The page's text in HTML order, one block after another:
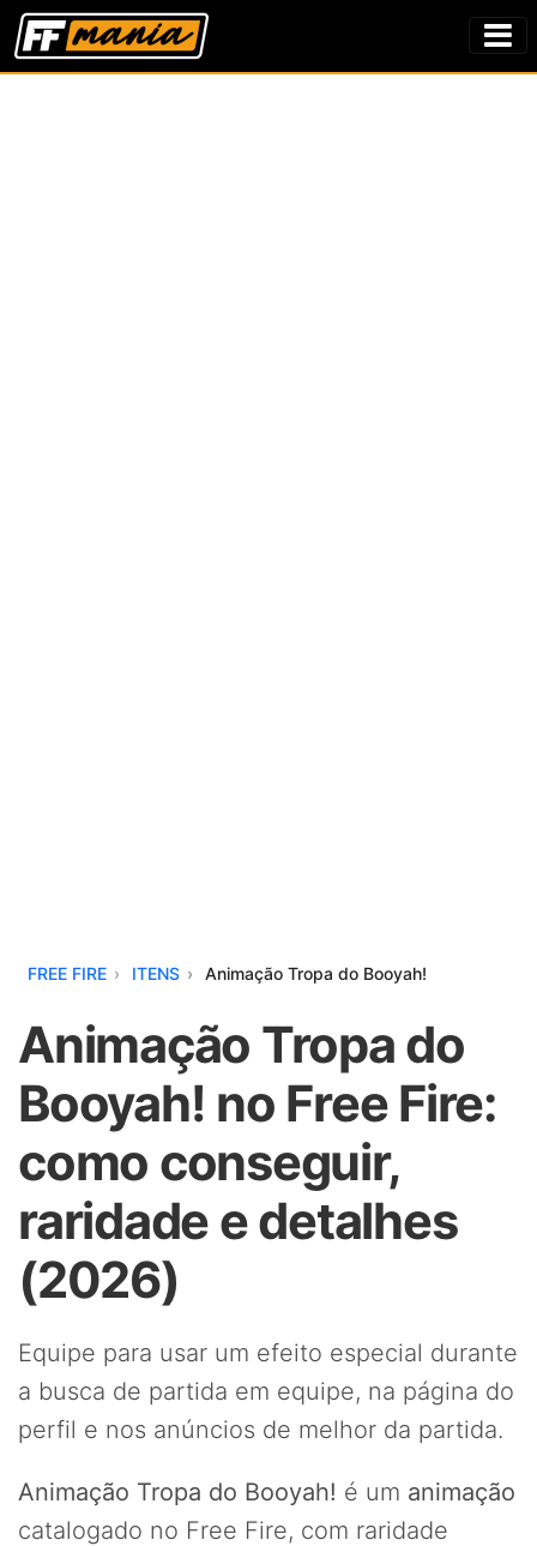
FREE FIRE ITENS Animação Tropa do Booyah!
Animação Tropa do
Booyah! no Free Fire:
como conseguir,
raridade e detalhes
(2026)
Equipe para usar um efeito especial durante
a busca de partida em equipe, na página do
perfil e nos anúncios de melhor da partida.
Animação Tropa do Booyah! é um animação
catalogado no Free Fire, com raridade